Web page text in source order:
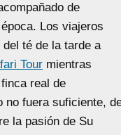
de
Los viajeros
té de la tarde a
Tour mientras
real de
no fuera suficiente,
la pasión de Su